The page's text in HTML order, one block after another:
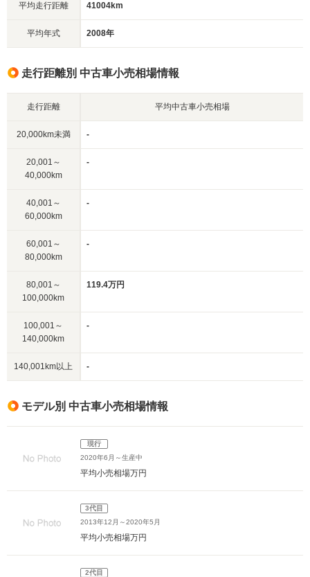
平均走行距離 41004km
平均年式 2008年
走行距離別 中古車小売相場情報
走行距離 平均中古車小売相場
20,000km未満 -
20,001～
40,000km
-
40,001～
60,000km
-
60,001～
80,000km
-
80,001～
100,000km
119.4万円
100,001～
140,000km
-
140,001km以上 -
モデル別 中古車小売相場情報
現行
2020年6月～生産中
平均小売相場万円
3代目
2013年12月～2020年5月
平均小売相場万円
2代目